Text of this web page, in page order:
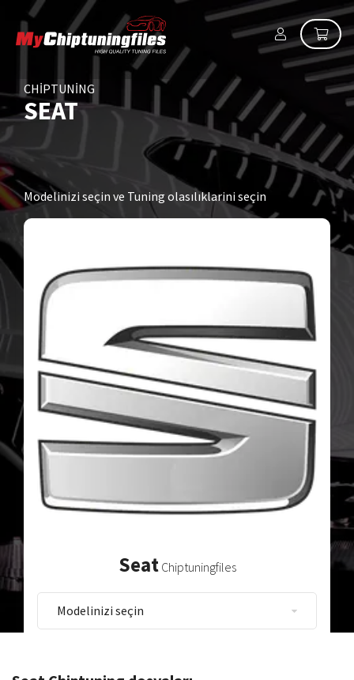
CHIPTUNING
SEAT
Modelinizi seçin ve Tuning olasılıklarini seçin
Seat Chiptuningfiles